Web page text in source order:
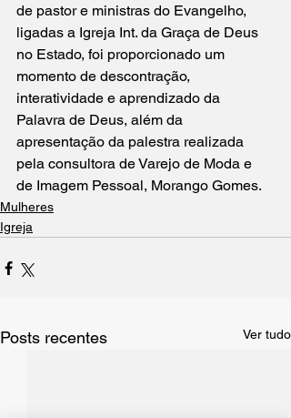
de pastor e ministras do Evangelho,
ligadas a Igreja Int. da Graça de Deus
no Estado, foi proporcionado um
momento de descontração,
interatividade e aprendizado da
Palavra de Deus, além da
apresentação da palestra realizada
pela consultora de Varejo de Moda e
de Imagem Pessoal, Morango Gomes.
Mulheres
Igreja
Posts recentes Ver tudo